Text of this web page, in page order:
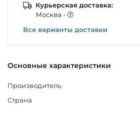
Основные характеристики
Производитель
Страна
Курьерская доставка:
Моcква -
Все варианты доставки